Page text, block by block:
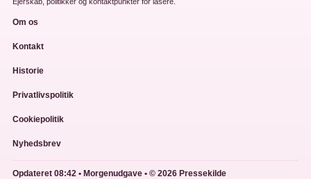
Om os
Kontakt
Historie
Privatlivspolitik
Cookiepolitik
Nyhedsbrev
Opdateret 08:42 • Morgenudgave • © 2026 Pressekilde